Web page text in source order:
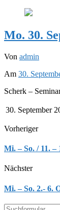
Mo. 30.
Von admin
Am 30.
Scherk –
30. September
Vorheriger
Mi. – So. / 11. –
Nächster
Mi. – So. 2.- 6.